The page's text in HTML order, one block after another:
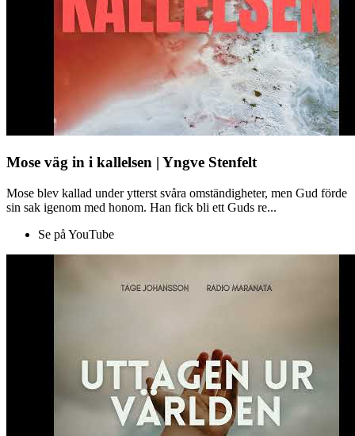
Mose väg in i kallelsen | Yngve Stenfelt
Mose blev kallad under ytterst svåra omständigheter, men Gud förde
sin sak igenom med honom. Han fick bli ett Guds re...
Se på YouTube